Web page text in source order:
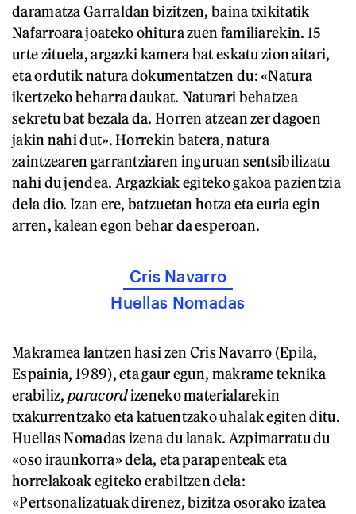
daramatza Garraldan bizitzen, baina txikitatik
Nafarroara joateko ohitura zuen familiarekin. 15
urte zituela, argazki kamera bat eskatu zion aitari,
eta ordutik natura dokumentatzen du: «Natura
ikertzeko beharra daukat. Naturari behatzea
sekretu bat bezala da. Horren atzean zer dagoen
jakin nahi dut». Horrekin batera, natura
zaintzearen garrantziaren inguruan sentsibilizatu
nahi du jendea. Argazkiak egiteko gakoa pazientzia
dela dio. Izan ere, batzuetan hotza eta euria egin
arren, kalean egon behar da esperoan.
Cris Navarro
Huellas Nomadas
Makramea lantzen hasi zen Cris Navarro (Epila,
Espainia, 1989), eta gaur egun, makrame teknika
erabiliz, paracordizeneko materialarekin
txakurrentzako eta katuentzako uhalak egiten ditu.
Huellas Nomadas izena du lanak. Azpimarratu du
«oso iraunkorra» dela, eta parapenteak eta
horrelakoak egiteko erabiltzen dela:
«Pertsonalizatuak direnez, bizitza osorako izatea